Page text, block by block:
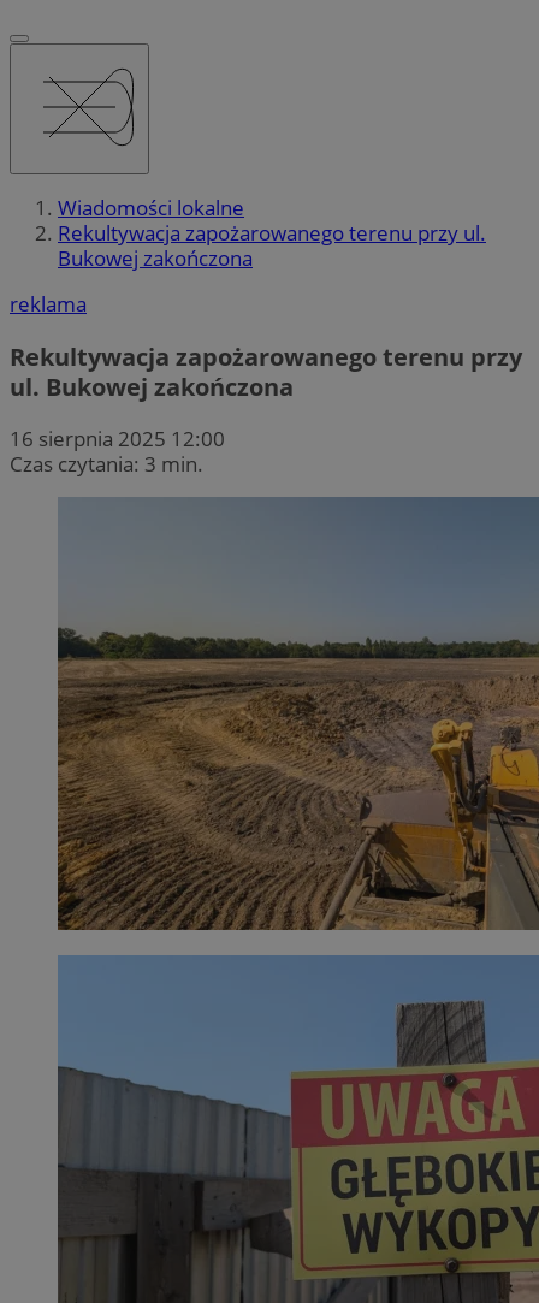
Wiadomości lokalne
Rekultywacja zapożarowanego terenu przy ul.
Bukowej zakończona
reklama
Rekultywacja zapożarowanego terenu przy
ul. Bukowej zakończona
16 sierpnia 2025 12:00
Czas czytania: 3 min.